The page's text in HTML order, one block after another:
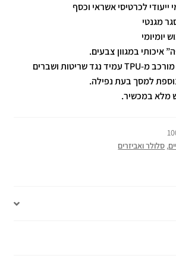
ייעודי לכרטיסי אשראי וכסף
מגנטי
יומיומי
איכותי במגוון צבעים.
בסיס הנרתיק מורכב מ-TPU עמיד נגד שריטות ושברים
למסך בעת נפילה.
מלא במכשיר.
, סלולר ואביזרים